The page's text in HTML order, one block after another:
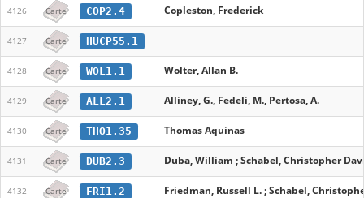
4126 Carte COP2.4 Copleston, Frederick
4127 Carte HUCP55.1
4128 Carte WOL1.1 Wolter, Allan B.
4129 Carte ALL2.1 Alliney, G., Fedeli, M., Pertosa, A.
4130 Carte THO1.35 Thomas Aquinas
4131 Carte DUB2.3 Duba, William ; Schabel, Christopher
4132 Carte FRI1.2 Friedman, Russell L. ; Schabel,